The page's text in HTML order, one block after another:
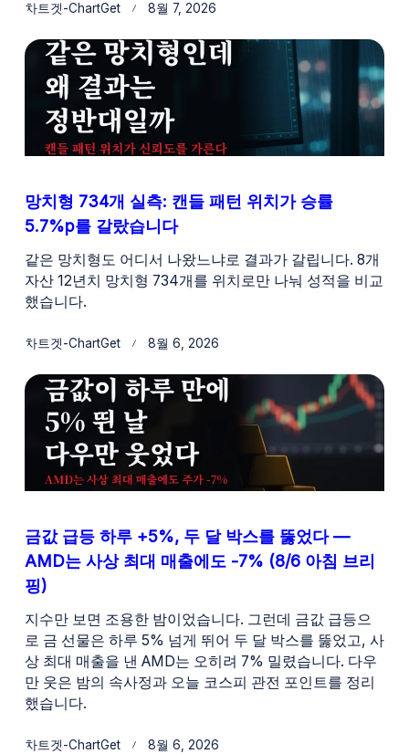
차트겟-ChartGet 8월 7, 2026
망치형 734개 실측: 캔들 패턴 위치가 승률
5.7%p를 갈랐습니다
같은 망치형도 어디서 나왔느냐로 결과가 갈립니다. 8개
자산 12년치 망치형 734개를 위치로만 나눠 성적을 비교
했습니다.
차트겟-ChartGet 8월 6, 2026
금값 급등 하루 +5%, 두 달 박스를 뚫었다 —
AMD는 사상 최대 매출에도 -7% (8/6 아침 브리
핑)
지수만 보면 조용한 밤이었습니다. 그런데 금값 급등으
로 금 선물은 하루 5% 넘게 뛰어 두 달 박스를 뚫었고, 사
상 최대 매출을 낸 AMD는 오히려 7% 밀렸습니다. 다우
만 웃은 밤의 속사정과 오늘 코스피 관전 포인트를 정리
했습니다.
차트겟-ChartGet 8월 6, 2026